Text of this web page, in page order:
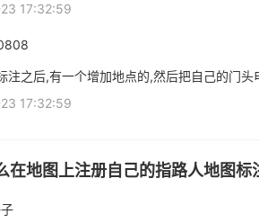
17:32:59
注之后,有一个增加地点的,然后把自己的门
17:32:59
在地图上注册自己的指路人地图标